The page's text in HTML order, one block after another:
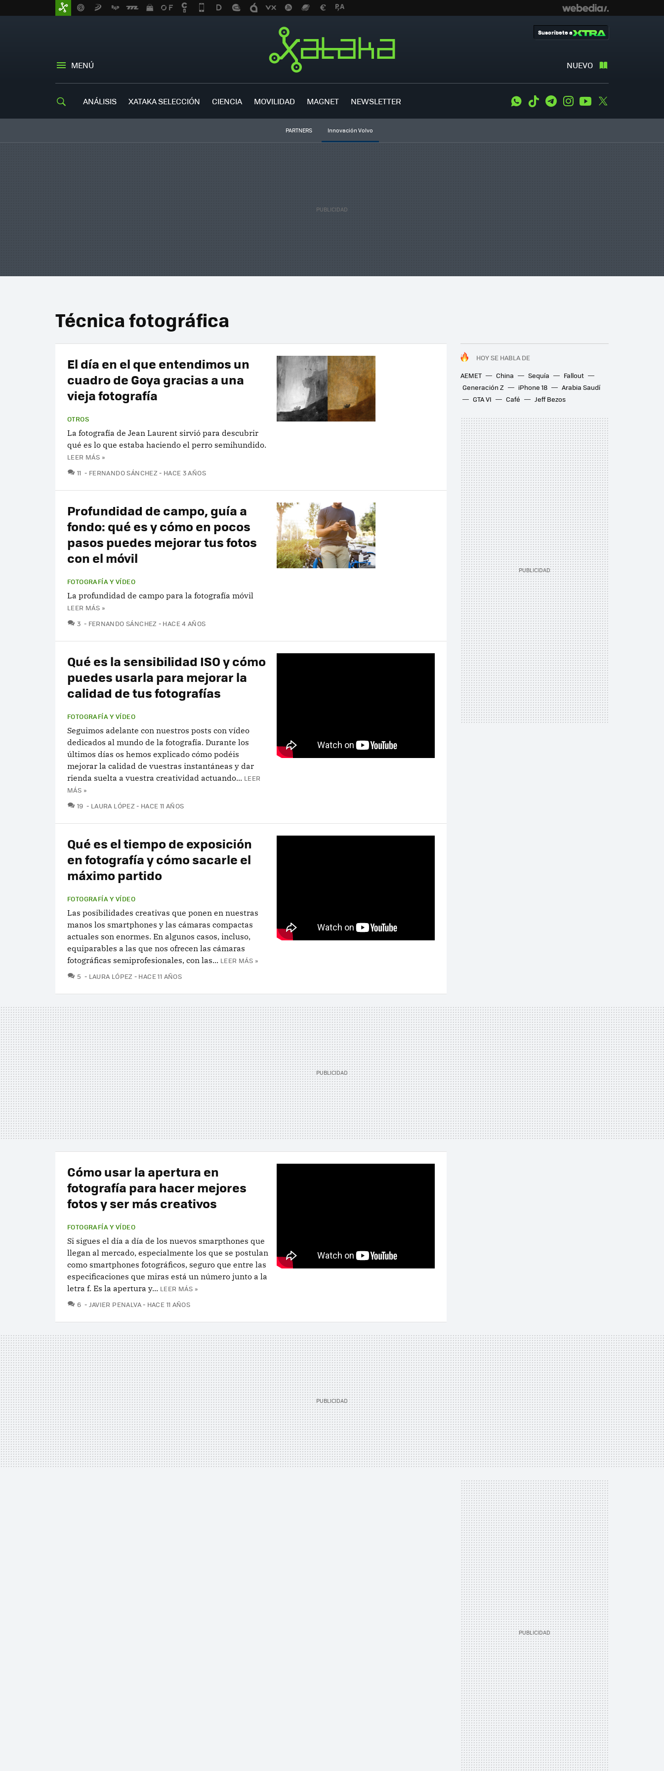
MENÚ NUEVO
Suscríbete a
ANÁLISIS XATAKA SELECCIÓN CIENCIA MOVILIDAD MAGNET NEWSLETTER WhatsApp
Tiktok TelegramInstagramYoutube
PARTNERS Innovación Volvo
Técnica fotográfica
HOY SE HABLA DE
AEMET
China Sequía
Fallout
Generación Z
iPhone 18
Arabia Saudí
GTA VI
Café Jeff Bezos
El día en el que entendimos un
cuadro de Goya gracias a una
vieja fotografía
OTROS
La fotografía de Jean Laurent sirvió para descubrir
qué es lo que estaba haciendo el perro semihundido.
LEER MÁS »
11 COMENTARIOS
FERNANDO SÁNCHEZ HACE 3 AÑOS
Profundidad de campo, guía a
fondo: qué es y cómo en pocos
pasos puedes mejorar tus fotos
con el móvil
FOTOGRAFÍA Y VÍDEO
La profundidad de campo para la fotografía móvil
LEER MÁS »
3 COMENTARIOS
FERNANDO SÁNCHEZ HACE 4 AÑOS
Qué es la sensibilidad ISO y cómo
puedes usarla para mejorar la
calidad de tus fotografías
FOTOGRAFÍA Y VÍDEO
Seguimos adelante con nuestros posts con vídeo
dedicados al mundo de la fotografía. Durante los
últimos días os hemos explicado cómo podéis
mejorar la calidad de vuestras instantáneas y dar
rienda suelta a vuestra creatividad actuando... LEER
MÁS »
19 COMENTARIOS
LAURA LÓPEZ HACE 11 AÑOS
Qué es el tiempo de exposición
en fotografía y cómo sacarle el
máximo partido
FOTOGRAFÍA Y VÍDEO
Las posibilidades creativas que ponen en nuestras
manos los smartphones y las cámaras compactas
actuales son enormes. En algunos casos, incluso,
equiparables a las que nos ofrecen las cámaras
fotográficas semiprofesionales, con las... LEER MÁS »
5 COMENTARIOS
LAURA LÓPEZ HACE 11 AÑOS
Cómo usar la apertura en
fotografía para hacer mejores
fotos y ser más creativos
FOTOGRAFÍA Y VÍDEO
Si sigues el día a día de los nuevos smarpthones que
llegan al mercado, especialmente los que se postulan
como smartphones fotográficos, seguro que entre las
especificaciones que miras está un número junto a la
letra f. Es la apertura y... LEER MÁS »
6 COMENTARIOS
JAVIER PENALVA HACE 11 AÑOS